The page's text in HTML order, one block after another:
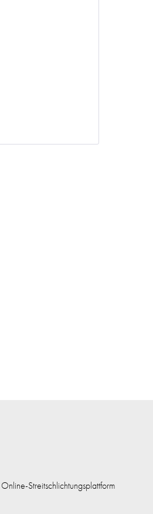
Online-Streitschlichtungsplattform